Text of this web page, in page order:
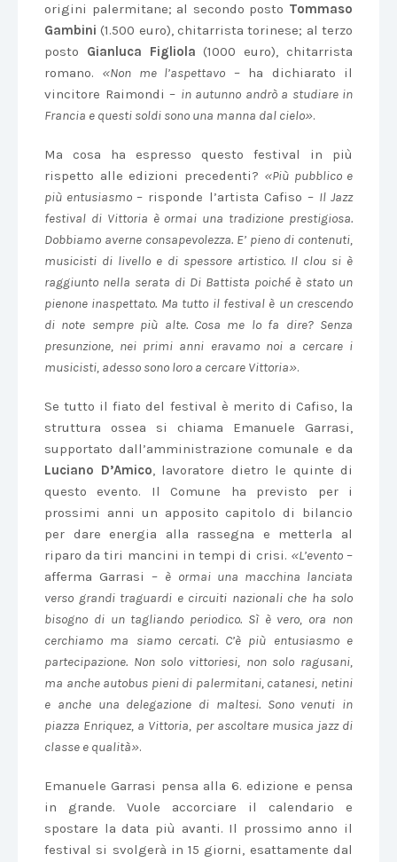
origini palermitane; al secondo posto Tommaso
Gambini (1.500 euro), chitarrista torinese; al terzo
posto Gianluca Figliola (1000 euro), chitarrista
romano. «Non me l’aspettavo – ha dichiarato il
vincitore Raimondi – in autunno andrò a studiare in
Francia e questi soldi sono una manna dal cielo».
Ma cosa ha espresso questo festival in più
rispetto alle edizioni precedenti? «Più pubblico e
più entusiasmo– risponde l’artista Cafiso – Il Jazz
festival di Vittoria è ormai una tradizione prestigiosa.
Dobbiamo averne consapevolezza. E’ pieno di contenuti,
musicisti di livello e di spessore artistico. Il clou si è
raggiunto nella serata di Di Battista poiché è stato un
pienone inaspettato. Ma tutto il festival è un crescendo
di note sempre più alte. Cosa me lo fa dire? Senza
presunzione, nei primi anni eravamo noi a cercare i
musicisti, adesso sono loro a cercare Vittoria».
Se tutto il fiato del festival è merito di Cafiso, la
struttura ossea si chiama Emanuele Garrasi,
supportato dall’amministrazione comunale e da
Luciano D’Amico, lavoratore dietro le quinte di
questo evento. Il Comune ha previsto per i
prossimi anni un apposito capitolo di bilancio
per dare energia alla rassegna e metterla al
riparo da tiri mancini in tempi di crisi. «L’evento–
afferma Garrasi – è ormai una macchina lanciata
verso grandi traguardi e circuiti nazionali che ha solo
bisogno di un tagliando periodico. Sì è vero, ora non
cerchiamo ma siamo cercati. C’è più entusiasmo e
partecipazione. Non solo vittoriesi, non solo ragusani,
ma anche autobus pieni di palermitani, catanesi, netini
e anche una delegazione di maltesi. Sono venuti in
piazza Enriquez, a Vittoria, per ascoltare musica jazz di
classe e qualità».
Emanuele Garrasi pensa alla 6. edizione e pensa
in grande. Vuole accorciare il calendario e
spostare la data più avanti. Il prossimo anno il
festival si svolgerà in 15 giorni, esattamente dal